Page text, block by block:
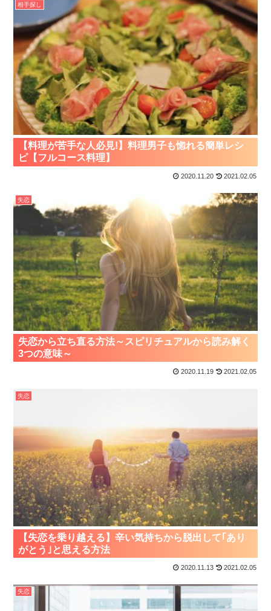
相手探し
【料理が苦手な人必見!】料理男子も惚れる簡単レシ
ピ【フルコース料理】
2020.11.20 2021.02.05
失恋
失恋から立ち直る方法～スピリチュアルから読み解く
3つの意味～
2020.11.19 2021.02.05
失恋
【失恋を乗り越える】辛い気持ちから脱出して｢あり
がとう｣と思える方法
2020.11.13 2021.02.05
失恋